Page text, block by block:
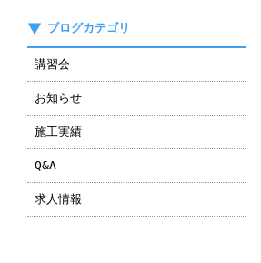
ブログカテゴリ
講習会
お知らせ
施工実績
Q&A
求人情報